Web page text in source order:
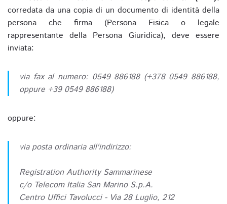
corredata da una copia di un documento di identità della
persona che firma (Persona Fisica o legale
rappresentante della Persona Giuridica), deve essere
inviata:
via fax al numero: 0549 886188 (+378 0549 886188,
oppure +39 0549 886188)
oppure:
via posta ordinaria all'indirizzo:
Registration Authority Sammarinese
c/o Telecom Italia San Marino S.p.A.
Centro Uffici Tavolucci - Via 28 Luglio, 212